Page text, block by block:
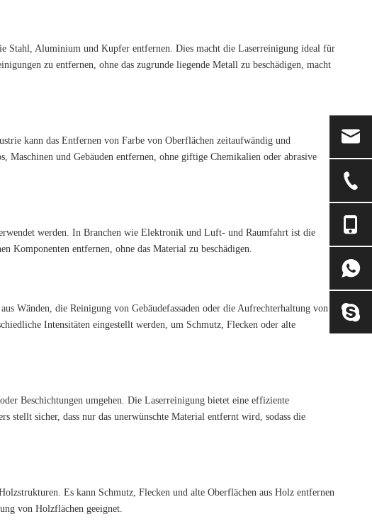
Stahl, Aluminium und Kupfer entfernen. Dies macht die Laserreinigung ideal für
zu entfernen, ohne das zugrunde liegende Metall zu beschädigen, macht
kann das Entfernen von Farbe von Oberflächen zeitaufwändig und
Maschinen und Gebäuden entfernen, ohne giftige Chemikalien oder abrasive
werden. In Branchen wie Elektronik und Luft- und Raumfahrt ist die
Komponenten entfernen, ohne das Material zu beschädigen.
Wänden, die Reinigung von Gebäudefassaden oder die Aufrechterhaltung von
Intensitäten eingestellt werden, um Schmutz, Flecken oder alte
Beschichtungen umgehen. Die Laserreinigung bietet eine effiziente
stellt sicher, dass nur das unerwünschte Material entfernt wird, sodass die
Es kann Schmutz, Flecken und alte Oberflächen aus Holz entfernen
von Holzflächen geeignet.